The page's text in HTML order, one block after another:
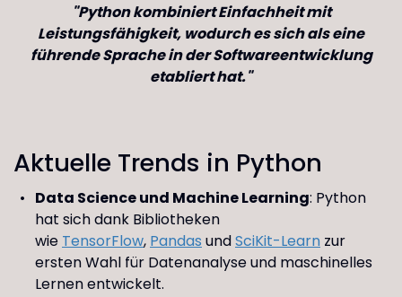
"Python kombiniert Einfachheit mit
Leistungsfähigkeit, wodurch es sich als eine
führende Sprache in der Softwareentwicklung
etabliert hat."
Aktuelle Trends in Python
Data Science und Machine Learning: Python
hat sich dank Bibliotheken
wie TensorFlow, Pandas undSciKit-Learn zur
ersten Wahl für Datenanalyse und maschinelles
Lernen entwickelt.